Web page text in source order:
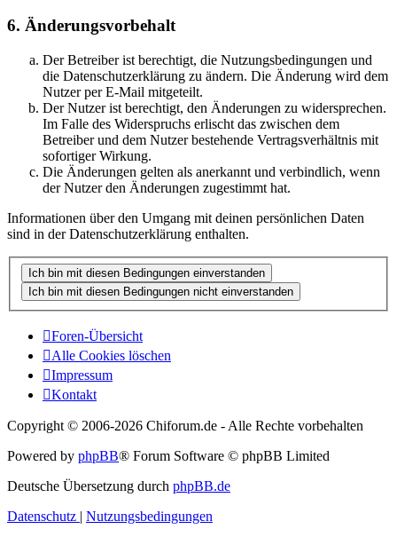
6. Änderungsvorbehalt
Der Betreiber ist berechtigt, die Nutzungsbedingungen und
die Datenschutzerklärung zu ändern. Die Änderung wird dem
Nutzer per E-Mail mitgeteilt.
Der Nutzer ist berechtigt, den Änderungen zu widersprechen.
Im Falle des Widerspruchs erlischt das zwischen dem
Betreiber und dem Nutzer bestehende Vertragsverhältnis mit
sofortiger Wirkung.
Die Änderungen gelten als anerkannt und verbindlich, wenn
der Nutzer den Änderungen zugestimmt hat.
Informationen über den Umgang mit deinen persönlichen Daten
sind in der Datenschutzerklärung enthalten.
Foren-Übersicht
Alle Cookies löschen
Impressum
Kontakt
Copyright © 2006-2026 Chiforum.de - Alle Rechte vorbehalten
Powered by phpBB® Forum Software © phpBB Limited
Deutsche Übersetzung durch phpBB.de
Datenschutz | Nutzungsbedingungen